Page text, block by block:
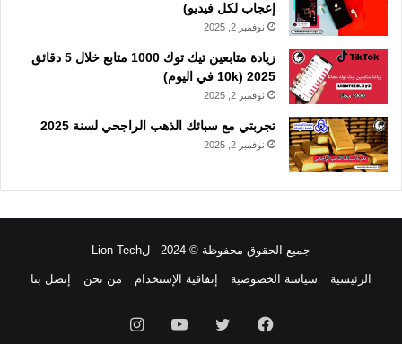
إعجاب لكل فيديو)
نوفمبر 2, 2025
زيادة متابعين تيك توك 1000 متابع خلال 5 دقائق
2025 (10k في اليوم)
نوفمبر 2, 2025
تجربتي مع سبائك الذهب الراجحي لسنة 2025
نوفمبر 2, 2025
جميع الحقوق محفوظة © 2024 - لLion Tech
الرئيسية سياسة الخصوصية إتفاقية الإستخدام من نحن إتصل بنا
فيسبوك تويتر يوتيوبانستقرام